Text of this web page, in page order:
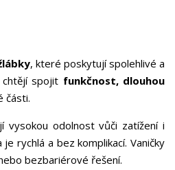
, které poskytují spolehlivé a
spojit funkčnost, dlouhou
části.
vysokou odolnost vůči zatížení i
rychlá a bez komplikací. Vaničky
bezbariérové řešení.